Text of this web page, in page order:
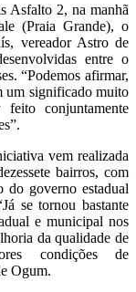
Asfalto 2, na manhã
(Praia Grande), o
vereador Astro de
entre o
“Podemos afirmar,
um significado muito
conjuntamente
vem realizada
bairros, com
do governo estadual
se tornou bastante
e municipal nos
da qualidade de
condições de
Ogum.